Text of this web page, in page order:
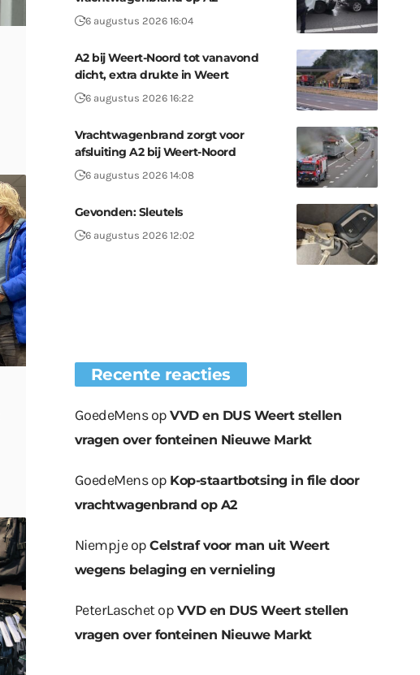
6 augustus 2026 16:04
A2 bij Weert-Noord tot vanavond
dicht, extra drukte in Weert
6 augustus 2026 16:22
Vrachtwagenbrand zorgt voor
afsluiting A2 bij Weert-Noord
6 augustus 2026 14:08
Gevonden: Sleutels
6 augustus 2026 12:02
Recente reacties
GoedeMensopVVD en DUS Weert stellen
vragen over fonteinen Nieuwe Markt
GoedeMensop Kop-staartbotsing in file door
vrachtwagenbrand op A2
NiempjeopCelstraf voor man uit Weert
wegens belaging en vernieling
PeterLaschetop VVD en DUS Weert stellen
vragen over fonteinen Nieuwe Markt